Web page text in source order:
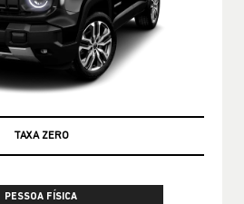
TAXA ZERO
PESSOA FÍSICA